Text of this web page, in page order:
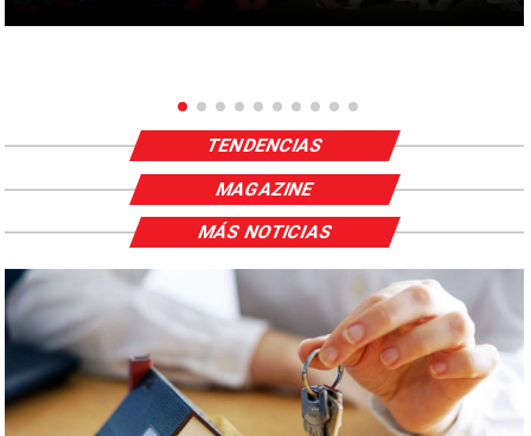
TENDENCIAS
MAGAZINE
MÁS NOTICIAS